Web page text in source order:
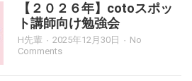
【２０２６年】cotoスポッ
ト講師向け勉強会
H先輩 2025年12月30日
No
Comments